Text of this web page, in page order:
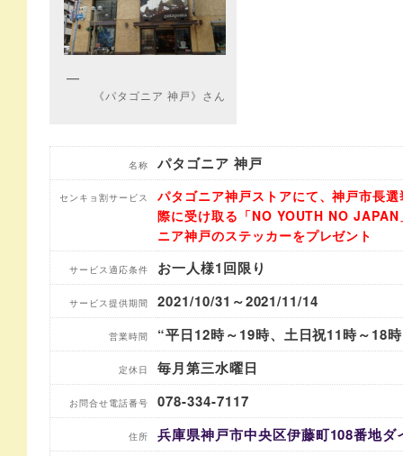
《パタゴニア 神戸》さん
名称 パタゴニア 神戸
センキョ割サービス
パタゴニア神戸ストアにて、神戸市長
際に受け取る「NO YOUTH NO
ニア神戸のステッカーをプレゼント
サービス適応条件 お一人様1回限り
サービス提供期間 2021/10/31～2021/11/14
営業時間 “平日12時～19時、土日祝11時～18
定休日 毎月第三水曜日
お問合せ電話番号 078-334-7117
住所 兵庫県神戸市中央区伊藤町108番地ダ